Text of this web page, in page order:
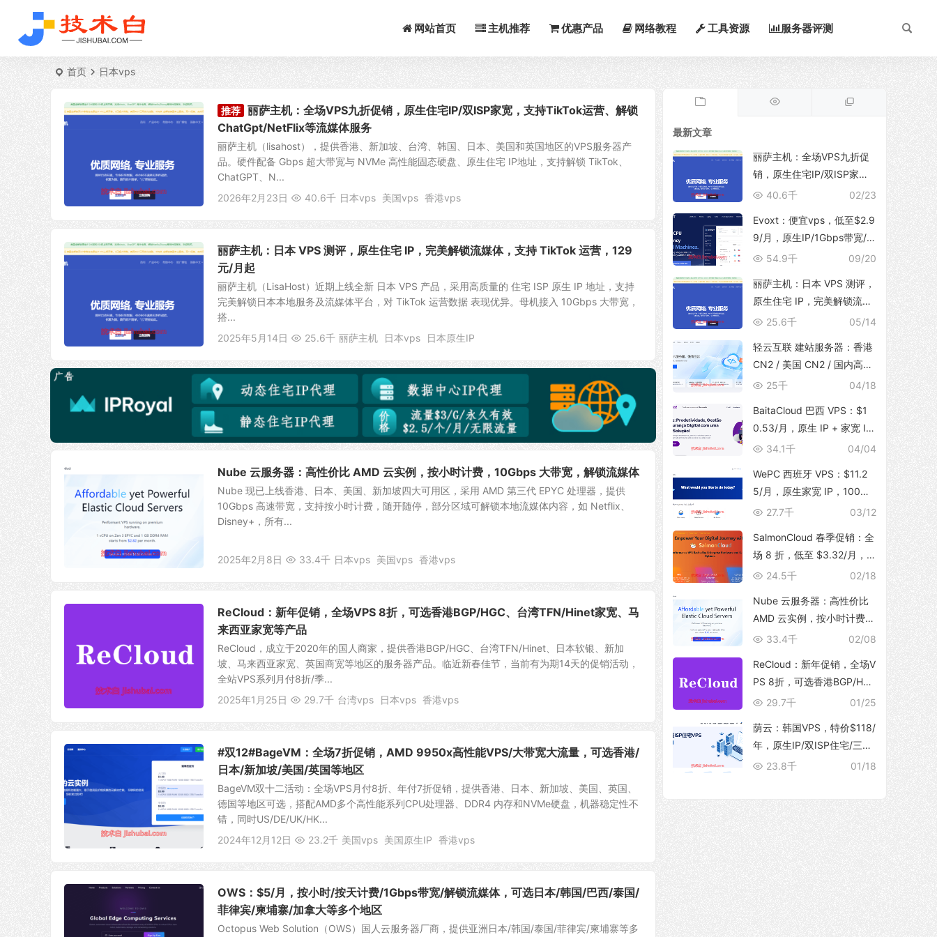
网站首页 主机推荐 优惠产品 网络教程 工具资源 服务器评测
首页 日本vps
推荐 丽萨主机：全场VPS九折促销，原生住宅IP/双ISP家宽，支持TikTok运营、解锁
ChatGpt/NetFlix等流媒体服务
丽萨主机（lisahost），提供香港、新加坡、台湾、韩国、日本、美国和英国地区的VPS服务器产
品。硬件配备 Gbps 超大带宽与 NVMe 高性能固态硬盘、原生住宅 IP地址，支持解锁 TikTok、
ChatGPT、N...
2026年2月23日
40.6千 日本vps 美国vps 香港vps
丽萨主机：日本 VPS 测评，原生住宅 IP，完美解锁流媒体，支持 TikTok 运营，129
元/月起
丽萨主机（LisaHost）近期上线全新 日本 VPS 产品，采用高质量的 住宅 ISP 原生 IP 地址，支持
完美解锁日本本地服务及流媒体平台，对 TikTok 运营数据 表现优异。母机接入 10Gbps 大带宽，
搭...
2025年5月14日
25.6千 丽萨主机 日本vps 日本原生IP
Nube 云服务器：高性价比 AMD 云实例，按小时计费，10Gbps 大带宽，解锁流媒体
Nube 现已上线香港、日本、美国、新加坡四大可用区，采用 AMD 第三代 EPYC 处理器，提供
10Gbps 高速带宽，支持按小时计费，随开随停，部分区域可解锁本地流媒体内容，如 Netflix、
Disney+，所有...
2025年2月8日 33.4千 日本vps 美国vps 香港vps
ReCloud：新年促销，全场VPS 8折，可选香港BGP/HGC、台湾TFN/Hinet家宽、马
来西亚家宽等产品
ReCloud，成立于2020年的国人商家，提供香港BGP/HGC、台湾TFN/Hinet、日本软银、新加
坡、马来西亚家宽、英国商宽等地区的服务器产品。临近新春佳节，当前有为期14天的促销活动，
全站VPS系列月付8折/季...
2025年1月25日
29.7千 台湾vps 日本vps 香港vps
#双12#BageVM：全场7折促销，AMD 9950x高性能VPS/大带宽大流量，可选香港/
日本/新加坡/美国/英国等地区
BageVM双十二活动：全场VPS月付8折、年付7折促销，提供香港、日本、新加坡、美国、英国、
德国等地区可选，搭配AMD多个高性能系列CPU处理器、DDR4 内存和NVMe硬盘，机器稳定性不
错，同时US/DE/UK/HK...
2024年12月12日
23.2千 美国vps 美国原生IP 香港vps
OWS：$5/月，按小时/按天计费/1Gbps带宽/解锁流媒体，可选日本/韩国/巴西/泰国/
菲律宾/柬埔寨/加拿大等多个地区
Octopus Web Solution（OWS）国人云服务器厂商，提供亚洲日本/韩国/泰国/菲律宾/柬埔寨等多
最新文章
丽萨主机：全场VPS九折促
销，原生住宅IP/双ISP家
宽，支持TikTok运营、解锁
务
02/23
40.6千
Evoxt：便宜vps，低至$2.9
9/月，原生IP/1Gbps带宽/
支持新增多个IP地址，可选
印尼/马来西亚/美国/德国/英
国/波兰等地区
09/20
54.9千
丽萨主机：日本 VPS 测评，
原生住宅 IP，完美解锁流媒
体，支持 TikTok 运营，129
05/14
25.6千
轻云互联 建站服务器：香港
CN2 / 美国 CN2 / 国内高防
BGP，无限流量，建站首选
04/18
25千
BaitaCloud 巴西 VPS：$1
0.53/月，原生 IP + 家宽 IS
P，100Mbps 无限流量04/04
34.1千
WePC 西班牙 VPS：$11.2
5/月，原生家宽 IP，100Mb
ps 带宽，1T 流量，支持 Tik
03/12
27.7千
SalmonCloud 春季促销：全
场 8 折，低至 $3.32/月，
高性能 CPU + 10Gbps 大带
区
02/18
24.5千
Nube 云服务器：高性价比
AMD 云实例，按小时计费，
10Gbps 大带宽，解锁流媒
02/08
33.4千
ReCloud：新年促销，全场V
PS 8折，可选香港BGP/HG
C、台湾TFN/Hinet家宽、马
01/25
29.7千
荫云：韩国VPS，特价$118/
年，原生IP/双ISP住宅/三网
优化直连/250M带宽@5T流
01/18
23.8千